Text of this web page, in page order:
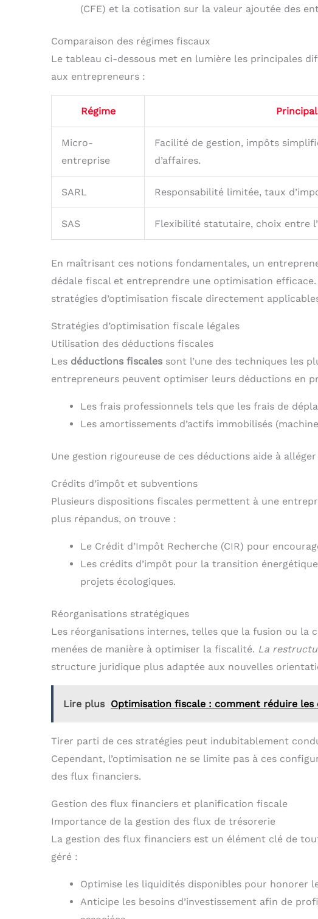
(CFE) et la cotisation sur la valeur ajoutée des
Comparaison des régimes fiscaux
Le tableau ci-dessous met en lumière les principales
aux entrepreneurs :
Régime
Micro-
entreprise
Facilité de gestion, impôts
d’affaires.
SARL Responsabilité limitée, taux
SAS Flexibilité statutaire, choix entre
En maîtrisant ces notions fondamentales, un
dédale fiscal et entreprendre une optimisation
stratégies d’optimisation fiscale directement
Stratégies d’optimisation fiscale légales
Utilisation des déductions fiscales
Les déductions fiscales sont l’une des techniques les
entrepreneurs peuvent optimiser leurs déductions en
Les frais professionnels tels que les frais de
Les amortissements d’actifs immobilisés
Une gestion rigoureuse de ces déductions aide à
Crédits d’impôt et subventions
Plusieurs dispositions fiscales permettent à une
plus répandus, on trouve :
Le Crédit d’Impôt Recherche (CIR) pour
Les crédits d’impôt pour la transition
projets écologiques.
Réorganisations stratégiques
Les réorganisations internes, telles que la fusion ou la
menées de manière à optimiser la fiscalité. La
structure juridique plus adaptée aux nouvelles
Lire plus Optimisation fiscale : comment réduire les
Tirer parti de ces stratégies peut indubitablement
Cependant, l’optimisation ne se limite pas à ces
des flux financiers.
Gestion des flux financiers et planification fiscale
Importance de la gestion des flux de trésorerie
La gestion des flux financiers est un élément clé de
géré :
Optimise les liquidités disponibles pour honorer
Anticipe les besoins d’investissement afin de